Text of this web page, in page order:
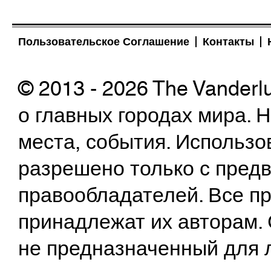
Пользовательское Соглашение Контакты
© 2013 - 2026 The
о главных городах
места, события.
разрешено только с
правообладателей. Все
принадлежат их
не предназначенный